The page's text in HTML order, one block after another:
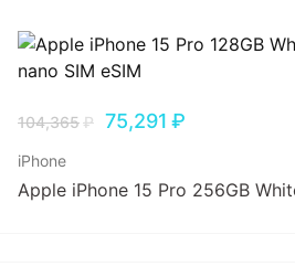
104,365₽ 75,291 ₽
iPhone
Apple iPhone 15 Pro 256GB